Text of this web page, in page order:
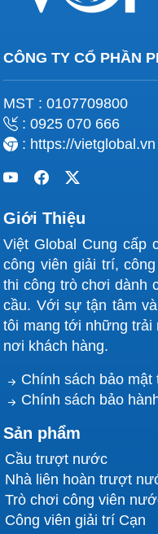
CÔNG TY CỔ PHẦN
MST : 0107709800
: 0925 070 666
: https://vietglobal.vn
Giới Thiệu
Việt Global Cung cấp
công viên giải trí,
thi công trò chơi dành
cầu. Với sự tận tâm
tôi mang tới những trải
nơi khách hàng.
Chính sách bảo mật
Chính sách bảo
Sản phẩm
Cầu trượt nước
Nhà liên hoàn trượt
Trò chơi công viên
Công viên giải trí Cạn